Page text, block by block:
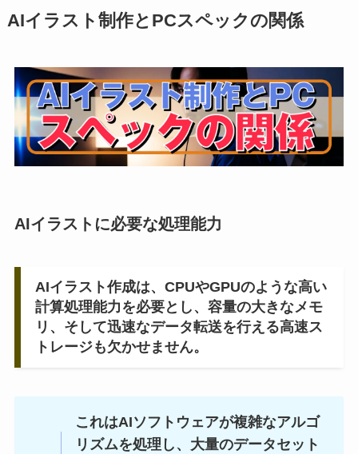
AIイラスト制作とPCスペックの関係
AIイラストに必要な処理能力
AIイラスト作成は、CPUやGPUのような高い
計算処理能力を必要とし、容量の大きなメモ
リ、そして迅速なデータ転送を行える高速ス
トレージも欠かせません。
これはAIソフトウェアが複雑なアルゴ
リズムを処理し、大量のデータセット